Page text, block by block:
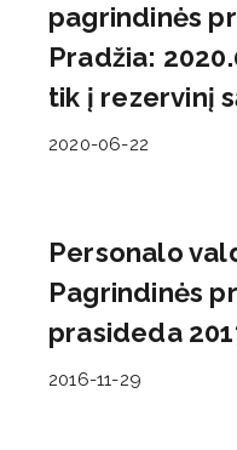
pagrindinės
Pradžia:
tik į rezervinį
2020-06-22
Personalo
Pagrindinės
prasideda
2016-11-29